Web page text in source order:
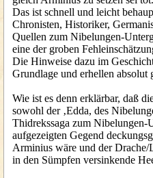
Das ist schnell und leicht
Chronisten, Historiker,
Quellen zum Nibelungen-
eine der groben
Die Hinweise dazu im
Grundlage und erhellen absolut
Wie ist es denn erklärbar, daß
sowohl der ‚Edda, des
Thidrekssaga zum Nibelungen-
aufgezeigten Gegend
Arminius wäre und der Drache/
in den Sümpfen versinkende